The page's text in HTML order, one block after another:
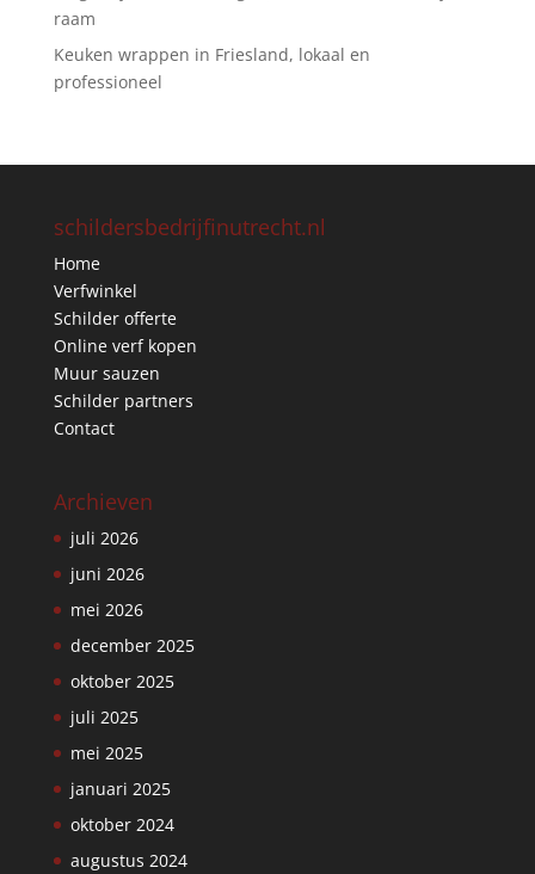
raam
Keuken wrappen in Friesland, lokaal en
professioneel
schildersbedrijfinutrecht.nl
Home
Verfwinkel
Schilder offerte
Online verf kopen
Muur sauzen
Schilder partners
Contact
Archieven
juli 2026
juni 2026
mei 2026
december 2025
oktober 2025
juli 2025
mei 2025
januari 2025
oktober 2024
augustus 2024